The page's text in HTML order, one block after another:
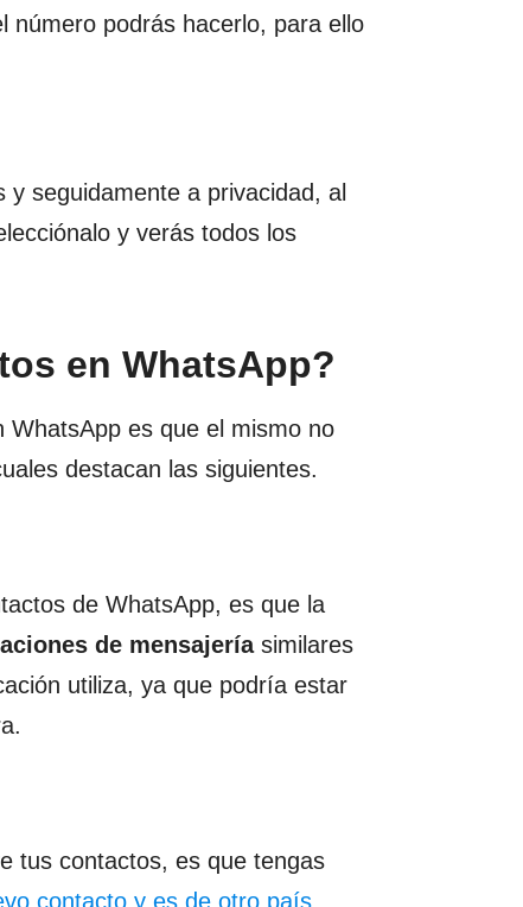
número podrás hacerlo, para ello
seguidamente a privacidad, al
y verás todos los
en WhatsApp?
WhatsApp es que el mismo no
destacan las siguientes.
de WhatsApp, es que la
de mensajeríasimilares
utiliza, ya que podría estar
tus contactos, es que tengas
contacto y es de otro país.